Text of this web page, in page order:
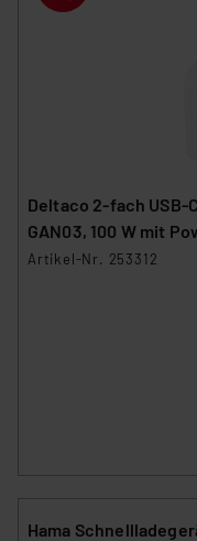
Deltaco 2-fach USB-
GAN03, 100 W mit
Artikel-Nr. 253312
Hama